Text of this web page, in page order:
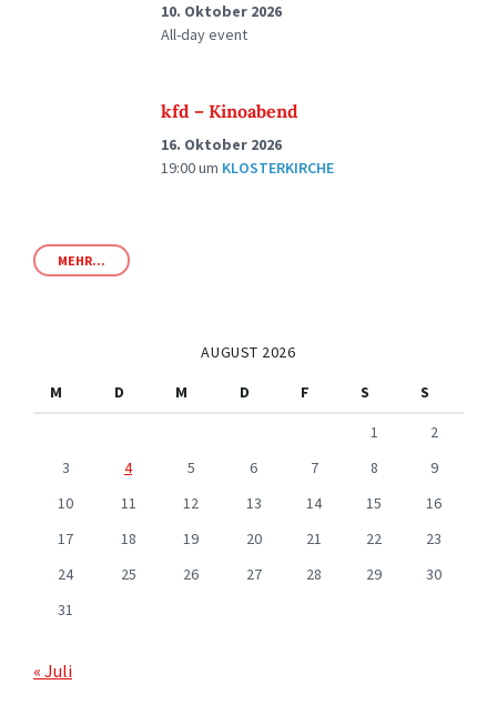
10. Oktober 2026
All-day event
kfd – Kinoabend
16. Oktober 2026
19:00um KLOSTERKIRCHE
MEHR...
AUGUST 2026
M
D M D F S
S
1
2
3
4 5 6 7 8
9
10
11 12 13 14 15
16
17
18 19 20 21 22
23
24
25 26 27 28 29
30
31
« Juli